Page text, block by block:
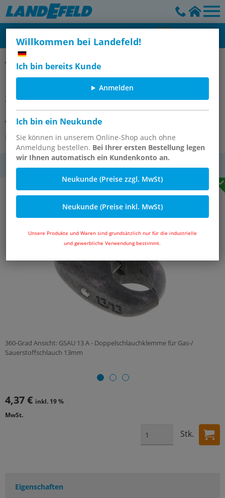
Willkommen bei Landefeld!
Ich bin bereits Kunde
Anmelden
Ich bin ein Neukunde
Sie können in unserem Online-Shop auch ohne
Anmeldung bestellen. Bei Ihrer ersten Bestellung legen
wir Ihnen automatisch ein Kundenkonto an.
Neukunde (Preise zzgl. MwSt)
Neukunde (Preise inkl. MwSt)
Unsere Produkte und Waren sind grundsätzlich nur für die industrielle
und gewerbliche Verwendung bestimmt.
Doppel-Schlauchklemmen
Doppelschlauchklemme für Gas-/
Sauerstoffschlauch 13mm
Artikelnummer: GSAU 13 A
Andere Varianten des Artikels
MwSt.
360-Grad Ansicht: GSAU 13 A - Doppelschlauchklemme für Gas-/
Sauerstoffschlauch 13mm
4,37 € inkl. 19 %
MwSt.
Stk.
Eigenschaften